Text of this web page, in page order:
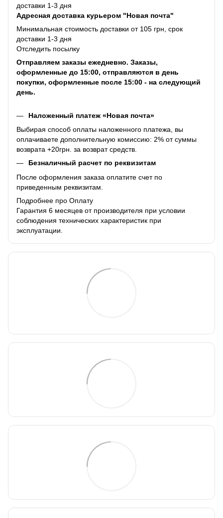
доставки 1-3 дня
Адресная доставка курьером "Новая почта"
Минимальная стоимость доставки от 105 грн, срок
доставки 1-3 дня
Отследить посылку
Отправляем заказы ежедневно. Заказы,
оформленные до 15:00, отправляются в день
покупки, оформленные после 15:00 - на следующий
день.
Наложенный платеж «Новая почта»
Выбирая способ оплаты наложенного платежа, вы
оплачиваете дополнительную комиссию: 2% от суммы
возврата +20грн. за возврат средств.
Безналичный расчет по реквизитам
После оформления заказа оплатите счет по
приведенным реквизитам.
Подробнее про Оплату
Гарантия 6 месяцев от производителя при условии
соблюдения технических характеристик при
эксплуатации.